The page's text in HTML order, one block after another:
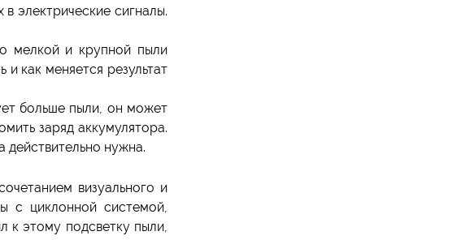
электрические сигналы.
мелкой и крупной пыли
как меняется результат
больше пыли, он может
заряд аккумулятора.
действительно нужна.
визуального и
с циклонной системой,
этому подсветку пыли,